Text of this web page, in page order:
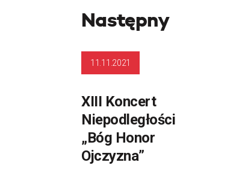
Następny
11.11.2021
XIII Koncert
Niepodległości
„Bóg Honor
Ojczyzna”